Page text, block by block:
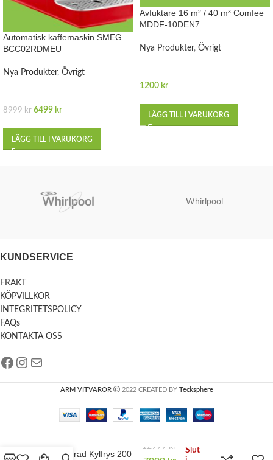
Automatisk kaffemaskin SMEG
BCC02RDMEU
Nya Produkter, Övrigt
8999kr 6499 kr
LÄGG TILL I VARUKORG
Avfuktare 16 m² / 40 m³ Comfee
MDDF-10DEN7
Nya Produkter, Övrigt
1200 kr
LÄGG TILL I VARUKORG
Whirlpool
KUNDSERVICE
FRAKT
KÖPVILLKOR
INTEGRITETSPOLICY
FAQs
KONTAKTA OSS
ARM VITVAROR 2022 CREATED BY Tecksphere
Kombinerad Kylfrys 200
12999 kr
Slut